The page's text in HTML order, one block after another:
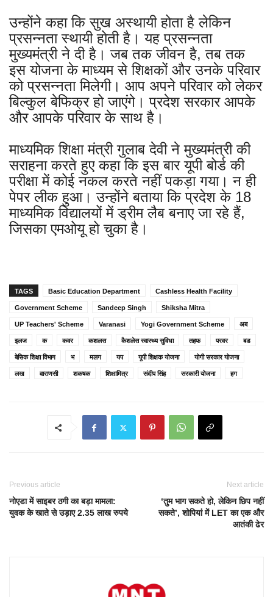
उन्होंने कहा कि सुख अस्थायी होता है लेकिन
प्रसन्नता स्थायी होती है। यह प्रसन्नता
मुख्यमंत्री ने दी है। जब तक जीवन है, तब तक
इस योजना के माध्यम से शिक्षकों और उनके परिवार
को प्रसन्नता मिलेगी। आप अपने परिवार को लेकर
बिल्कुल बेफिक्र हो जाएंगे। प्रदेश सरकार आपके
और आपके परिवार के साथ है।
माध्यमिक शिक्षा मंत्री गुलाब देवी ने मुख्यमंत्री की
सराहना करते हुए कहा कि इस बार यूपी बोर्ड की
परीक्षा में कोई नकल करते नहीं पकड़ा गया। न ही
पेपर लीक हुआ। उन्होंने बताया कि प्रदेश के 18
माध्यमिक विद्यालयों में ड्रीम लैब बनाए जा रहे हैं,
जिसका एमओयू हो चुका है।
TAGS Basic Education Department Cashless Health Facility
Government Scheme Sandeep Singh Shiksha Mitra
UP Teachers' Scheme Varanasi Yogi Government Scheme अब
इलज क कवर कशलस कैशलेस स्वास्थ्य सुविधा तहफ परवर बड
बेसिक शिक्षा विभाग भ मलग यप यूपी शिक्षक योजना योगी सरकार योजना
लख वाराणसी शकषक शिक्षामित्र संदीप सिंह सरकारी योजना हग
Previous article
नोएडा में साइबर ठगी का बड़ा मामला:
युवक के खाते से उड़ाए 2.35 लाख रुपये
Next article
‘तुम भाग सकते हो, लेकिन छिप नहीं
सकते’, शोपियां में LET का एक और
आतंकी ढेर